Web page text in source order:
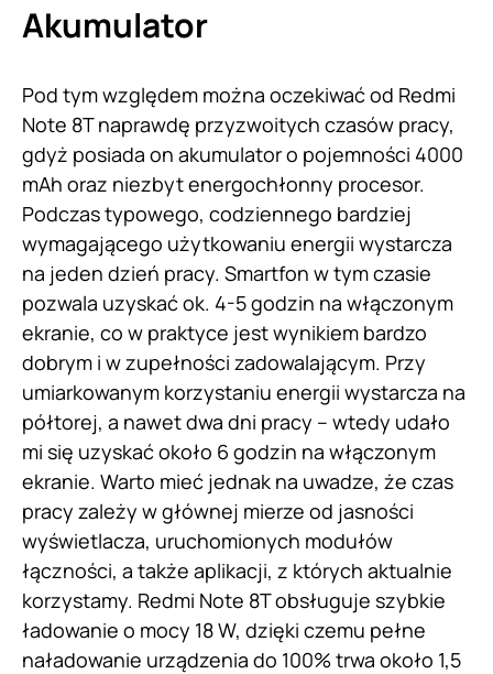
Akumulator
Pod tym względem można oczekiwać od Redmi
Note 8T naprawdę przyzwoitych czasów pracy,
gdyż posiada on akumulator o pojemności 4000
mAh oraz niezbyt energochłonny procesor.
Podczas typowego, codziennego bardziej
wymagającego użytkowaniu energii wystarcza
na jeden dzień pracy. Smartfon w tym czasie
pozwala uzyskać ok. 4-5 godzin na włączonym
ekranie, co w praktyce jest wynikiem bardzo
dobrym i w zupełności zadowalającym. Przy
umiarkowanym korzystaniu energii wystarcza na
półtorej, a nawet dwa dni pracy – wtedy udało
mi się uzyskać około 6 godzin na włączonym
ekranie. Warto mieć jednak na uwadze, że czas
pracy zależy w głównej mierze od jasności
wyświetlacza, uruchomionych modułów
łączności, a także aplikacji, z których aktualnie
korzystamy. Redmi Note 8T obsługuje szybkie
ładowanie o mocy 18 W, dzięki czemu pełne
naładowanie urządzenia do 100% trwa około 1,5